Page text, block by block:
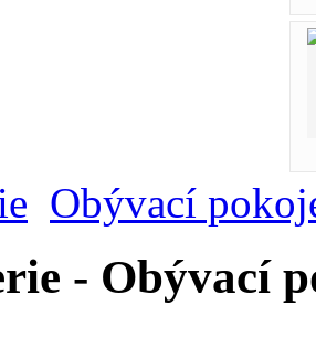
Obývací
- Obývací